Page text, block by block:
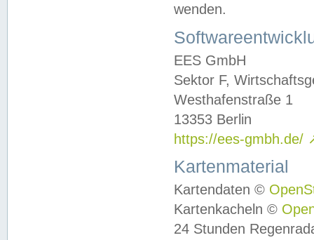
wenden.
EES GmbH
Sektor F,
Westhafenstraße 1
13353 Berlin
https://ees-gmbh.de/
Kartenmaterial
Kartendaten ©
Kartenkacheln ©
24 Stunden